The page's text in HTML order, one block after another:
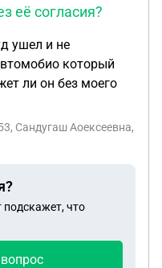
её согласия?
ушел и не
который
ли он без моего
Сандугаш Аоексеевна,
что